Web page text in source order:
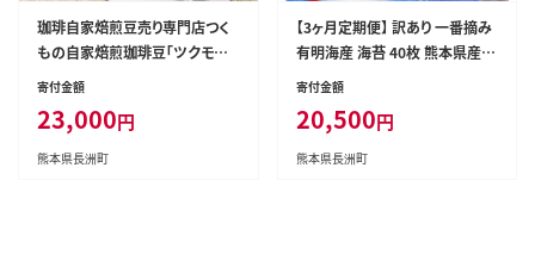
珈琲自家焙煎豆売り専門店つく
もの自家焙煎珈琲豆「ツクモブ
レンド」100g×6《45日以内に出
ucoffe_45d_r7_23000_600g-
--
寄付金額
23,000円
熊本県長洲町
【3ヶ月定期便】 訳あり 一番摘み
有明海産 海苔 40枚 熊本県産
（有明海産） 海苔 定期便 全形40
月から出荷開始》---fn_noritei_
r7_20500_40m_mo3---
寄付金額
20,500円
熊本県長洲町